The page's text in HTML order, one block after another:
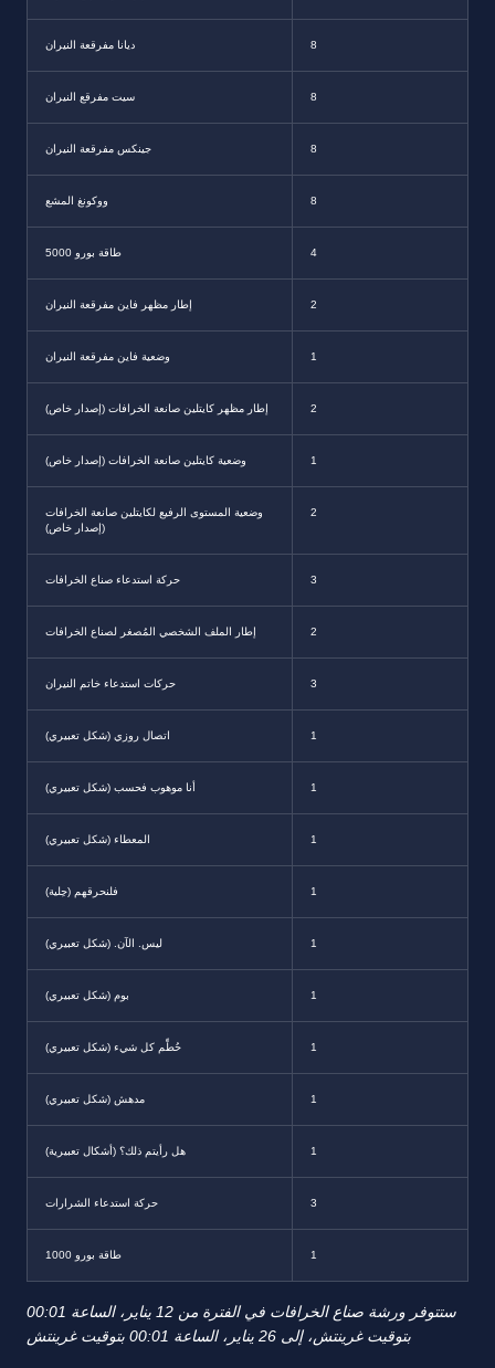
ديانا مفرقعة النيران 8
سيت مفرقع النيران 8
جينكس مفرقعة النيران 8
ووكونغ المشع 8
5000 طاقة بورو 4
إطار مظهر فاين مفرقعة النيران 2
وضعية فاين مفرقعة النيران 1
إطار مظهر كايتلين صانعة الخرافات (إصدار خاص) 2
وضعية كايتلين صانعة الخرافات (إصدار خاص) 1
وضعية المستوى الرفيع لكايتلين صانعة الخرافات
(إصدار خاص)
2
حركة استدعاء صناع الخرافات 3
إطار الملف الشخصي المُصغر لصناع الخرافات 2
حركات استدعاء خاتم النيران 3
اتصال روزي (شكل تعبيري) 1
أنا موهوب فحسب (شكل تعبيري) 1
المعطاء (شكل تعبيري) 1
فلنحرقهم (حِلية) 1
ليس. الآن. (شكل تعبيري) 1
بوم (شكل تعبيري) 1
حُطِّم كل شيء (شكل تعبيري) 1
مدهش (شكل تعبيري) 1
هل رأيتم ذلك؟ (أشكال تعبيرية) 1
حركة استدعاء الشرارات 3
1000 طاقة بورو 1
ستتوفر ورشة صناع الخرافات في الفترة من 12 يناير، الساعة 00:01
بتوقيت غرينتش، إلى 26 يناير، الساعة 00:01 بتوقيت غرينتش